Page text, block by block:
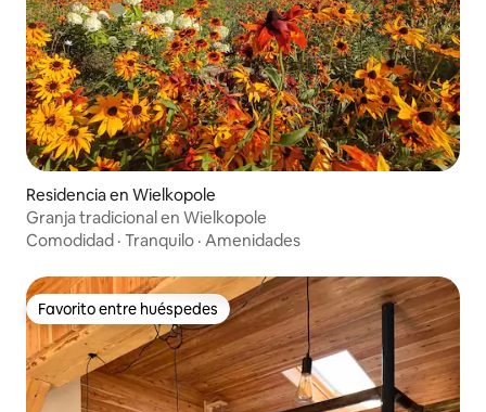
Residencia en Wielkopole
Granja tradicional en Wielkopole
Comodidad · Tranquilo · Amenidades
Favorito entre huéspedes
Favorito entre huéspedes